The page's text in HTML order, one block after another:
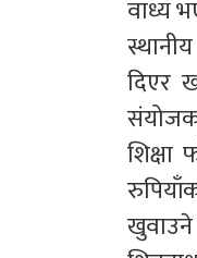
वाध्य
दिएर
शिक्षा
खुवाउने